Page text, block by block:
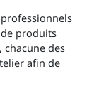
professionnels
produits
des
afin de